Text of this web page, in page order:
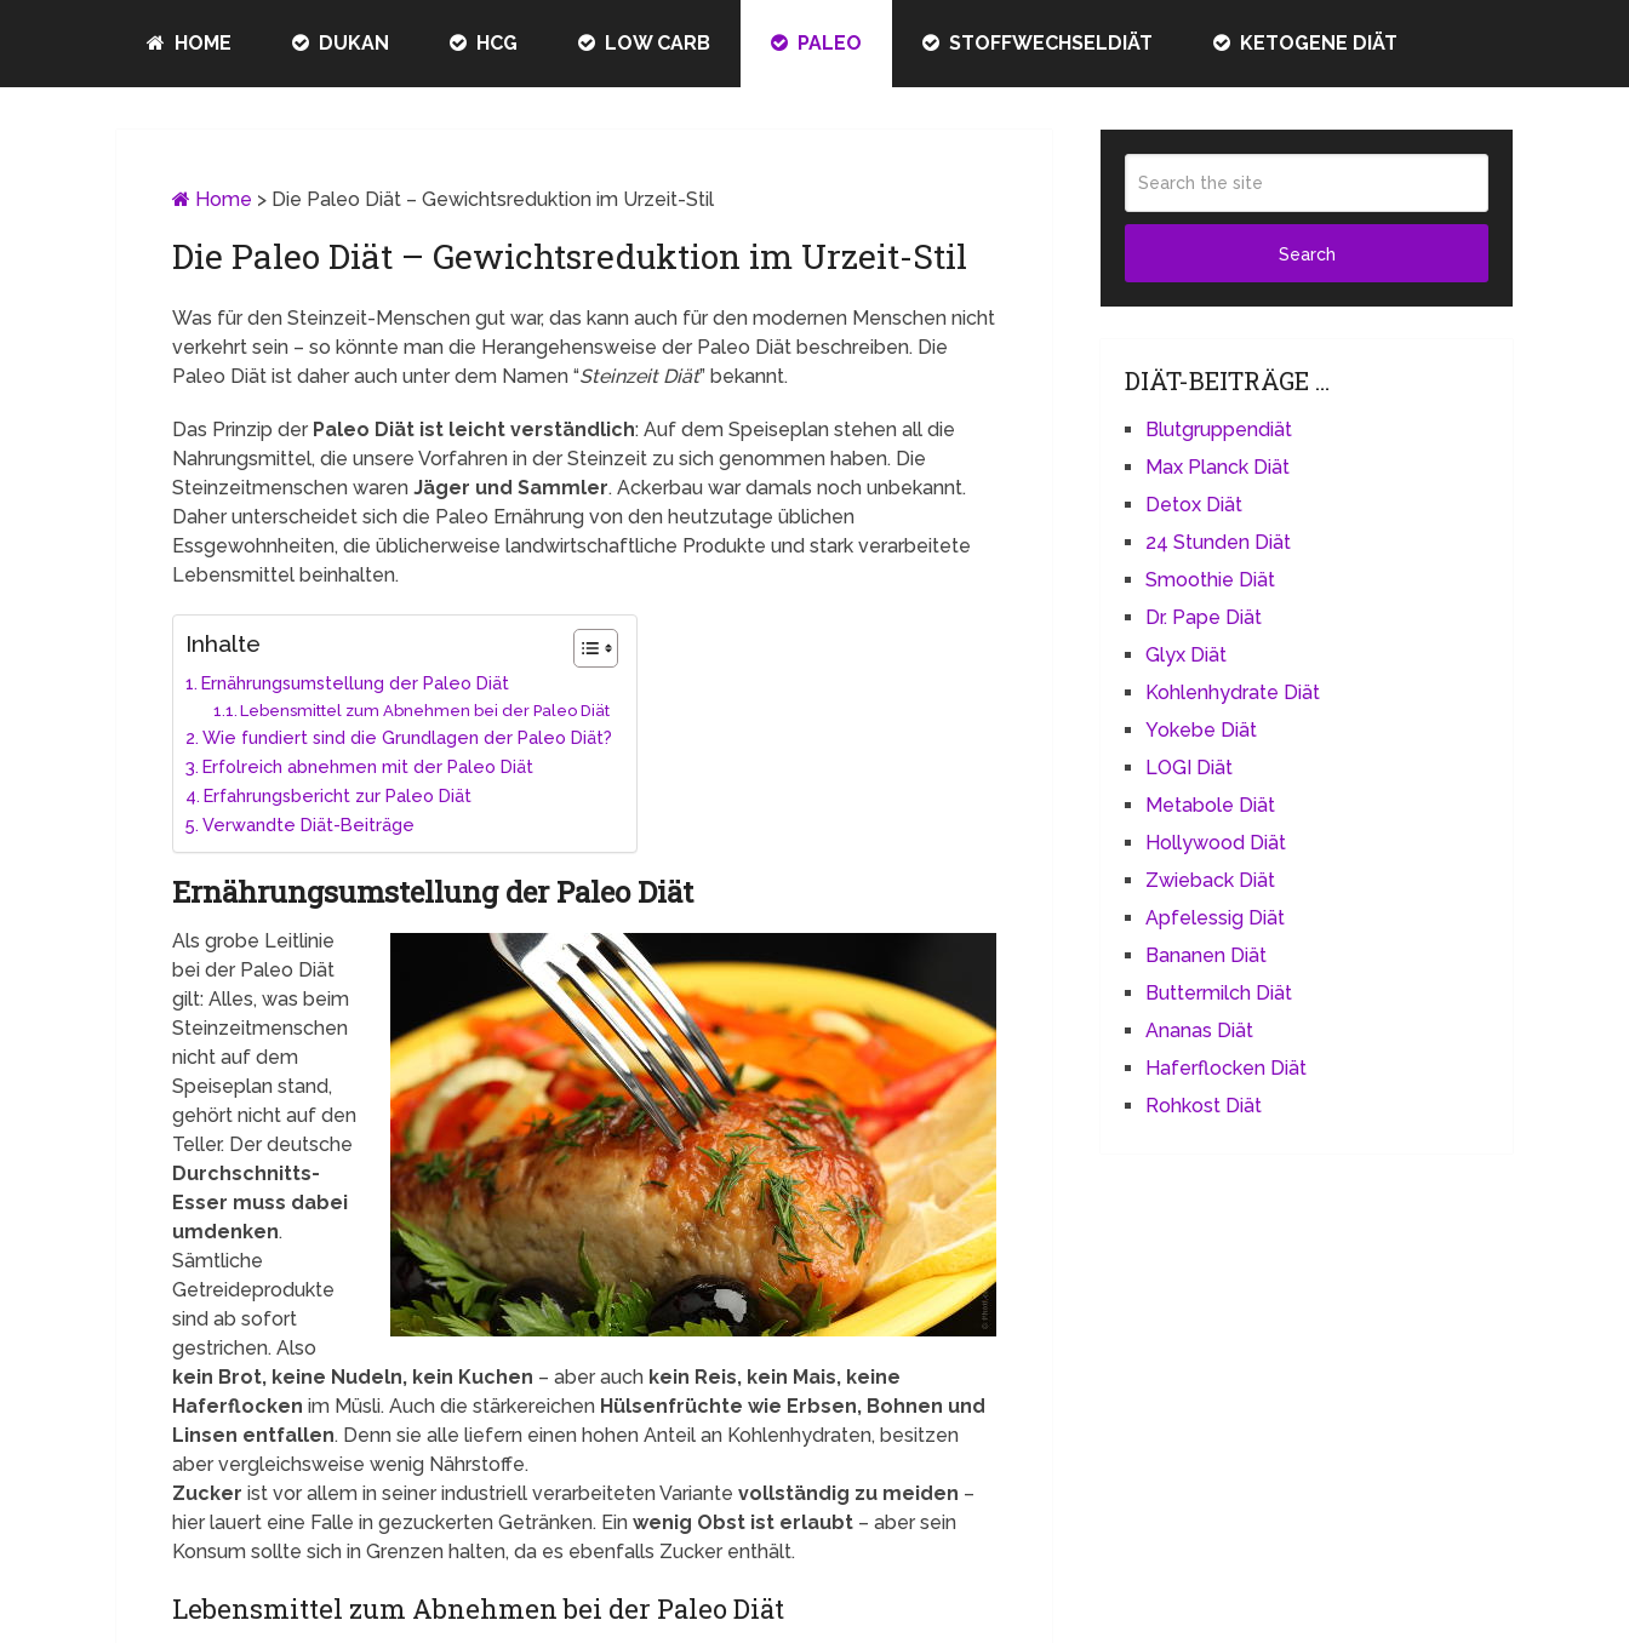
HOME DUKAN HCG LOW CARB PALEO STOFFWECHSELDIÄT KETOGENE DIÄT
Home > Die Paleo Diät – Gewichtsreduktion im Urzeit-Stil
Die Paleo Diät – Gewichtsreduktion im Urzeit-Stil
Was für den Steinzeit-Menschen gut war, das kann auch für den modernen Menschen nicht
verkehrt sein – so könnte man die Herangehensweise der Paleo Diät beschreiben. Die
Paleo Diät ist daher auch unter dem Namen “Steinzeit Diät” bekannt.
Das Prinzip der Paleo Diät ist leicht verständlich: Auf dem Speiseplan stehen all die
Nahrungsmittel, die unsere Vorfahren in der Steinzeit zu sich genommen haben. Die
Steinzeitmenschen waren Jäger und Sammler. Ackerbau war damals noch unbekannt.
Daher unterscheidet sich die Paleo Ernährung von den heutzutage üblichen
Essgewohnheiten, die üblicherweise landwirtschaftliche Produkte und stark verarbeitete
Lebensmittel beinhalten.
Inhalte
Ernährungsumstellung der Paleo Diät
Lebensmittel zum Abnehmen bei der Paleo Diät
Wie fundiert sind die Grundlagen der Paleo Diät?
Erfolreich abnehmen mit der Paleo Diät
Erfahrungsbericht zur Paleo Diät
Verwandte Diät-Beiträge
Ernährungsumstellung der Paleo Diät
Als grobe Leitlinie
bei der Paleo Diät
gilt: Alles, was beim
Steinzeitmenschen
nicht auf dem
Speiseplan stand,
gehört nicht auf den
Teller. Der deutsche
Durchschnitts-
Esser muss dabei
umdenken.
Sämtliche
Getreideprodukte
sind ab sofort
gestrichen. Also
kein Brot, keine Nudeln, kein Kuchen – aber auch kein Reis, kein Mais, keine
Haferflocken im Müsli. Auch die stärkereichen Hülsenfrüchte wie Erbsen, Bohnen und
Linsen entfallen. Denn sie alle liefern einen hohen Anteil an Kohlenhydraten, besitzen
aber vergleichsweise wenig Nährstoffe.
Zucker ist vor allem in seiner industriell verarbeiteten Variantevollständig zu meiden –
hier lauert eine Falle in gezuckerten Getränken. Einwenig Obst ist erlaubt – aber sein
Konsum sollte sich in Grenzen halten, da es ebenfalls Zucker enthält.
Lebensmittel zum Abnehmen bei der Paleo Diät
DIÄT-BEITRÄGE …
Blutgruppendiät
Max Planck Diät
Detox Diät
24 Stunden Diät
Smoothie Diät
Dr. Pape Diät
Glyx Diät
Kohlenhydrate Diät
Yokebe Diät
LOGI Diät
Metabole Diät
Hollywood Diät
Zwieback Diät
Apfelessig Diät
Bananen Diät
Buttermilch Diät
Ananas Diät
Haferflocken Diät
Rohkost Diät